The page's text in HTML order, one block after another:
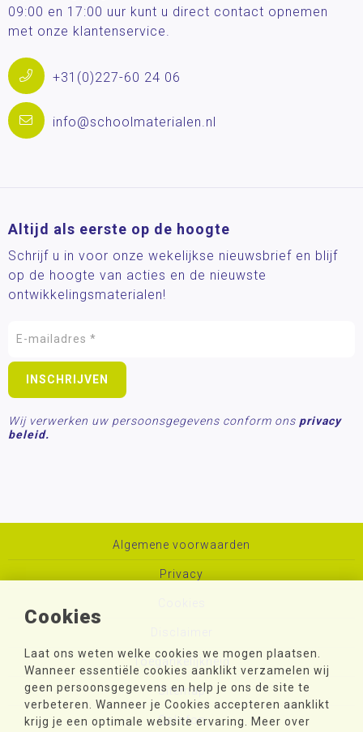
Cookies
Laat ons weten welke cookies we mogen plaatsen.
Wanneer essentiële cookies aanklikt verzamelen wij
geen persoonsgegevens en help je ons de site te
verbeteren. Wanneer je Cookies accepteren aanklikt
krijg je een optimale website ervaring. Meer over
09:00 en 17:00 uur kunt u direct contact opnemen
met onze klantenservice.
+31(0)227-60 24 06
info@schoolmaterialen.nl
Altijd als eerste op de hoogte
Schrijf u in voor onze wekelijkse nieuwsbrief en blijf
op de hoogte van acties en de nieuwste
ontwikkelingsmaterialen!
Wij verwerken uw persoonsgegevens conform ons privacy
beleid.
Algemene voorwaarden
Privacy
Toegankelijkheid
Sitemap
Colofon